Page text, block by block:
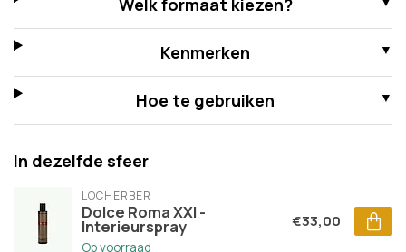
Welk formaat kiezen?
Kenmerken
Hoe te gebruiken
In dezelfde sfeer
LOCHERBER
Dolce Roma XXI -
Interieurspray
Op voorraad
€33,00